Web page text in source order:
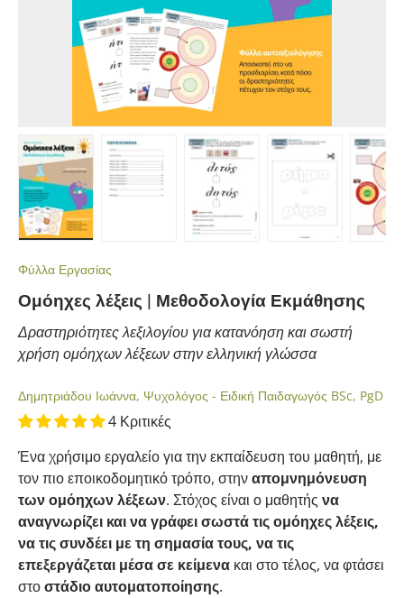
Load image 1 in gallery view
Load image 2 in gallery view
Load image 3 in gallery view
Load image 4 in
Load
Φύλλα Εργασίας
Ομόηχες λέξεις | Μεθοδολογία Εκμάθησης
Δραστηριότητες λεξιλογίου για κατανόηση και σωστή
χρήση ομόηχων λέξεων στην ελληνική γλώσσα
Δημητριάδου Ιωάννα, Ψυχολόγος - Ειδική Παιδαγωγός BSc, PgD
4 Κριτικές
Ένα χρήσιμο εργαλείο για την εκπαίδευση του μαθητή, με
τον πιο εποικοδομητικό τρόπο, στηναπομνημόνευση
των ομόηχων λέξεων. Στόχος είναι ο μαθητής να
αναγνωρίζει και να γράφει σωστά τις ομόηχες λέξεις,
να τις συνδέει με τη σημασία τους, να τις
επεξεργάζεται μέσα σε κείμενα και στο τέλος, να φτάσει
στοστάδιο αυτοματοποίησης.